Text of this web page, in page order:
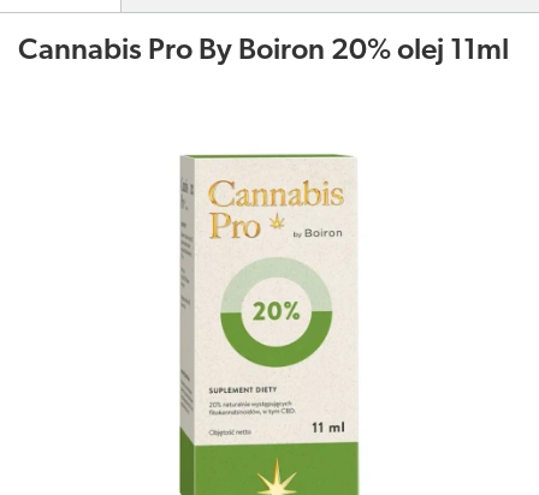
Cannabis Pro By Boiron 20% olej 11ml